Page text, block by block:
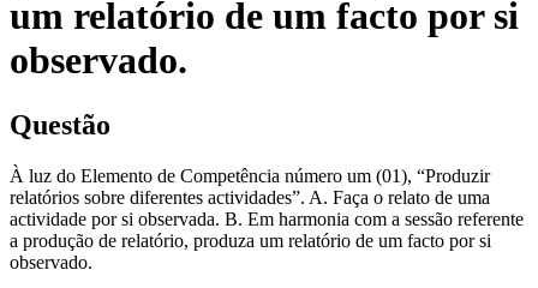
um relatório de um facto por si
observado.
Questão
À luz do Elemento de Competência número um (01), “Produzir
relatórios sobre diferentes actividades”. A. Faça o relato de uma
actividade por si observada. B. Em harmonia com a sessão referente
a produção de relatório, produza um relatório de um facto por si
observado.